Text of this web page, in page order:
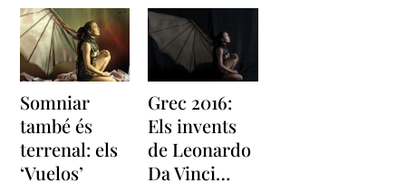
Somniar
també és
terrenal: els
‘Vuelos’
Grec 2016:
Els invents
de Leonardo
Da Vinci…